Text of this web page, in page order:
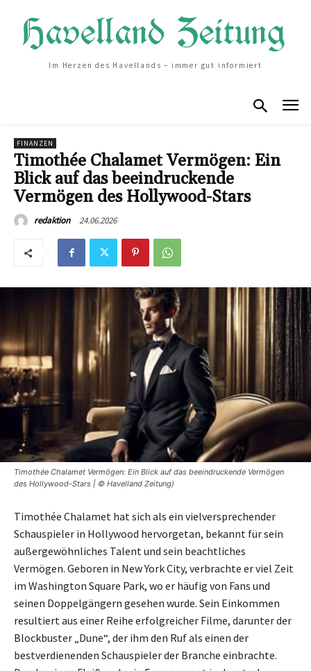
Im Herzen des Havellands – immer gut informiert
FINANZEN
Timothée Chalamet Vermögen: Ein
Blick auf das beeindruckende
Vermögen des Hollywood-Stars
redaktion 24.06.2026
Timothée Chalamet Vermögen: Ein Blick auf das beeindruckende Vermögen
des Hollywood-Stars | © Havelland Zeitung)
Timothée Chalamet hat sich als ein vielversprechender
Schauspieler in Hollywood hervorgetan, bekannt für sein
außergewöhnliches Talent und sein beachtliches
Vermögen. Geboren in New York City, verbrachte er viel Zeit
im Washington Square Park, wo er häufig von Fans und
seinen Doppelgängern gesehen wurde. Sein Einkommen
resultiert aus einer Reihe erfolgreicher Filme, darunter der
Blockbuster „Dune“, der ihm den Ruf als einen der
bestverdienenden Schauspieler der Branche einbrachte.